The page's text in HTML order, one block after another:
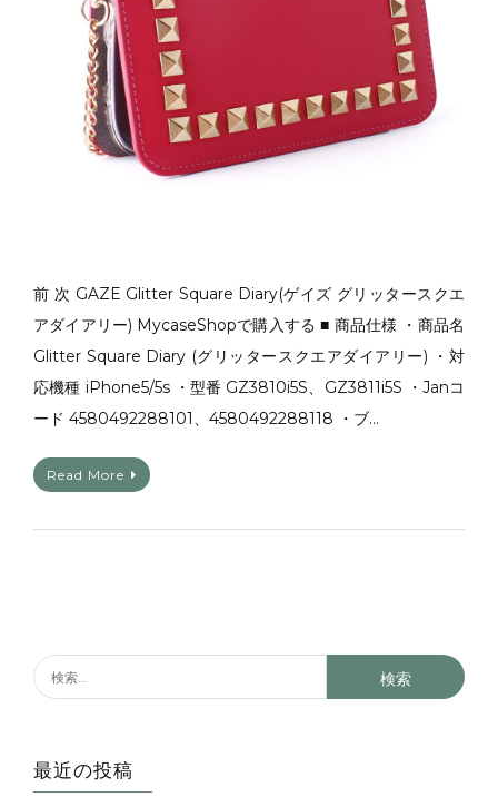
前 次 GAZE Glitter Square Diary(ゲイズ グリッタースクエ
アダイアリー) MycaseShopで購入する ■ 商品仕様 ・商品名
Glitter Square Diary (グリッタースクエアダイアリー) ・対
応機種 iPhone5/5s ・型番 GZ3810i5S、GZ3811i5S ・Janコ
ード 4580492288101、4580492288118 ・ブ…
Read More
最近の投稿